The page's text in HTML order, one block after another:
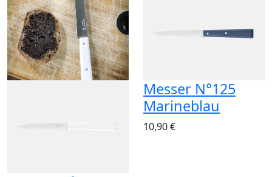
Messer N°125
Marineblau
10,90 €